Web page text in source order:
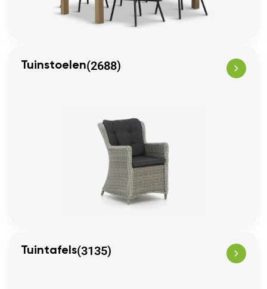
Tuinstoelen(2688)
Tuintafels(3135)